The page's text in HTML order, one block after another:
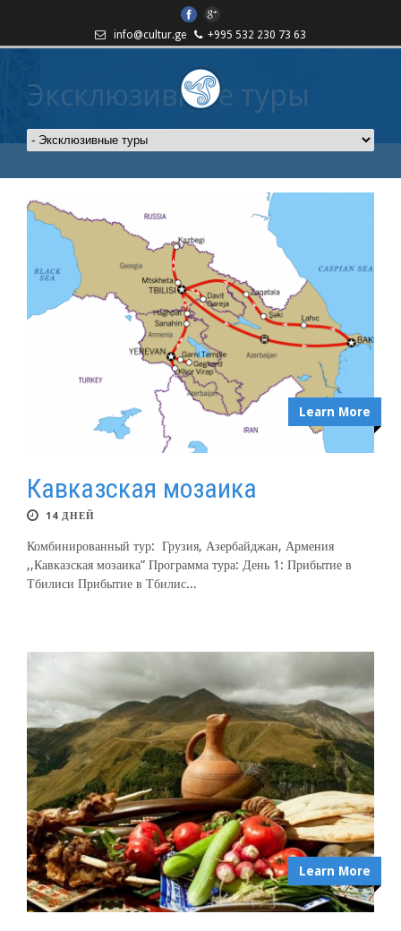
info@cultur.ge +995 532 230 73 63
Эксклюзивные туры
Learn More
Кавказская мозаика
14 ДНЕЙ
Комбинированный тур: Грузия, Азербайджан, Армения
,,Кавказская мозаика” Программа тура: День 1: Прибытие в
Тбилиси Прибытие в Тбилис...
Learn More